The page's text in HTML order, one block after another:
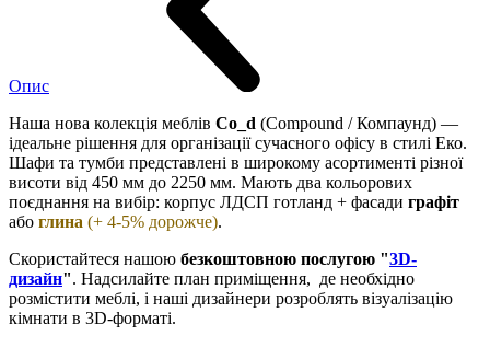
Опис
Наша нова колекція меблів Co_d (Compound / Компаунд) —
ідеальне рішення для організації сучасного офісу в стилі Еко.
Шафи та тумби представлені в широкому асортименті різної
висоти від 450 мм до 2250 мм. Мають два кольорових
поєднання на вибір: корпус ЛДСП готланд + фасади графіт
або глина (+ 4-5% дорожче).
Скористайтеся нашою безкоштовною послугою "3D-
дизайн". Надсилайте план приміщення, де необхідно
розмістити меблі, і наші дизайнери розроблять візуалізацію
кімнати в 3D-форматі.